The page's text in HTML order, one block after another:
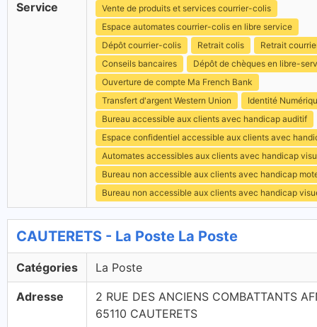
Service
Vente de produits et services courrier-colis
Espace automates courrier-colis en libre service
Dépôt courrier-colis
Retrait colis
Retrait
Conseils bancaires
Dépôt de chèques en libre-
Ouverture de compte Ma French Bank
Transfert d'argent Western Union
Identité
Bureau accessible aux clients avec handicap auditif
Espace confidentiel accessible aux clients avec
Automates accessibles aux clients avec handicap
Bureau non accessible aux clients avec handicap
Bureau non accessible aux clients avec handicap
CAUTERETS - La Poste La Poste
Catégories La Poste
Adresse
2 RUE DES ANCIENS COMBATTANTS
65110 CAUTERETS